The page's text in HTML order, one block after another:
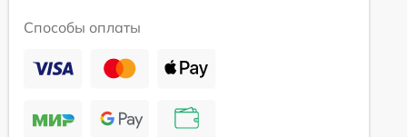
Способы оплаты